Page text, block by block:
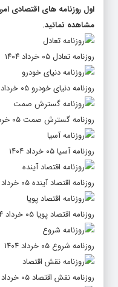
مشاهده نمائید.
روزنامه تعادل ۰۵ خرداد ۱۴۰۴
روزنامه دنیای خودرو ۰۵ خرداد ۱۴۰۴
روزنامه گسترش صمت ۰۵ خرداد ۱۴۰۴
روزنامه آسیا ۰۵ خرداد ۱۴۰۴
روزنامه اقتصاد آینده ۰۵ خرداد ۱۴۰۴
روزنامه اقتصاد پویا ۰۵ خرداد ۱۴۰۴
روزنامه شروع ۰۵ خرداد ۱۴۰۴
روزنامه نقش اقتصاد ۰۵ خرداد ۱۴۰۴